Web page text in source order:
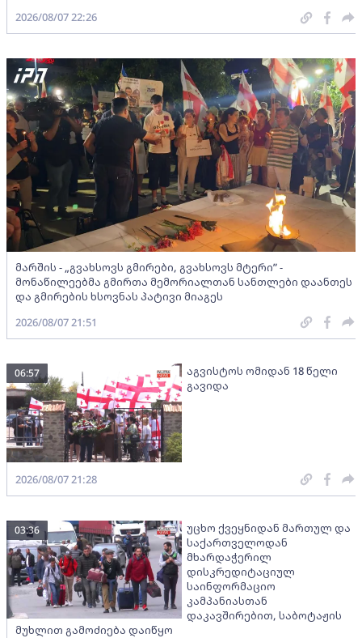
2026/08/07 22:26
მარშის - „გვახსოვს გმირები, გვახსოვს მტერი” -
მონაწილეებმა გმირთა მემორიალთან სანთლები დაანთეს
და გმირების ხსოვნას პატივი მიაგეს
2026/08/07 21:51
აგვისტოს ომიდან 18 წელი
გავიდა
06:57
2026/08/07 21:28
უცხო ქვეყნიდან მართულ და
საქართველოდან
მხარდაჭერილ
დისკრედიტაციულ
საინფორმაციო
კამპანიასთან
დაკავშირებით, საბოტაჟის
მუხლით გამოძიება დაიწყო
03:36